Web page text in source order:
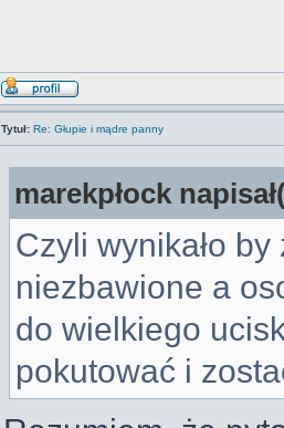
Tytuł: Re: Głupie i mądre panny
marekpłock
Czyli wynikało
niezbawione a
do wielkiego
pokutować i